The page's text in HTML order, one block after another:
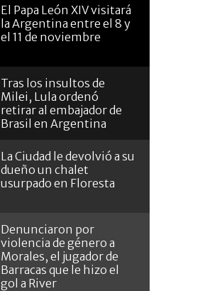
El Papa León XIV visitará
la Argentina entre el 8 y
el 11 de noviembre
Tras los insultos de
Milei, Lula ordenó
retirar al embajador de
Brasil en Argentina
La Ciudad le devolvió a su
dueño un chalet
usurpado en Floresta
Denunciaron por
violencia de género a
Morales, el jugador de
Barracas que le hizo el
gol a River